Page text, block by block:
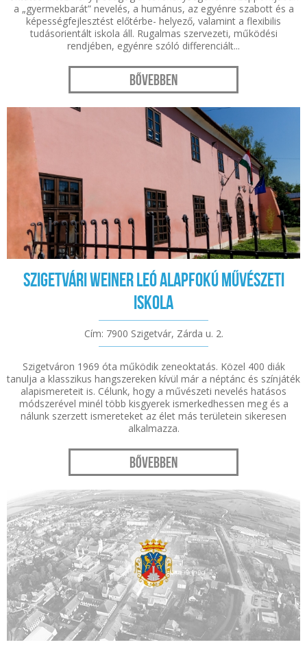
a „gyermekbarát” nevelés, a humánus, az egyénre szabott és a
képességfejlesztést előtérbe- helyező, valamint a flexibilis
tudásorientált iskola áll. Rugalmas szervezeti, működési
rendjében, egyénre szóló differenciált...
Bővebben
Szigetvári Weiner Leó Alapfokú Művészeti
Iskola
Cím: 7900 Szigetvár, Zárda u. 2.
Szigetváron 1969 óta működik zeneoktatás. Közel 400 diák
tanulja a klasszikus hangszereken kívül már a néptánc és színjáték
alapismereteit is. Célunk, hogy a művészeti nevelés hatásos
módszerével minél több kisgyerek ismerkedhessen meg és a
nálunk szerzett ismereteket az élet más területein sikeresen
alkalmazza.
Bővebben